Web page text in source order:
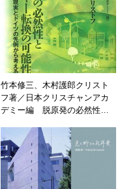
竹本修三、木村護郎クリスト
フ著／日本クリスチャンアカ
デミー編 脱原発の必然性…